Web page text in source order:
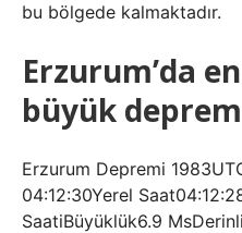
bu bölgede kalmaktadır.
Erzurum’da
büyük
Erzurum Depremi
04:12:30Yerel
SaatiBüyüklük6.9